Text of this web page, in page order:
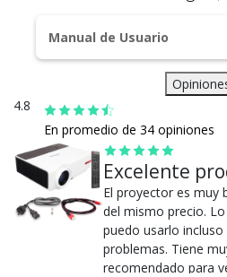
Manual de Usuario
4.8
En promedio de 34 opiniones
Excelente
El proyector es muy
del mismo precio.
puedo usarlo
problemas. Tiene
recomendado para
cuentan con
Cambios y
Te damos 30 días
Si no es lo que
dinero.